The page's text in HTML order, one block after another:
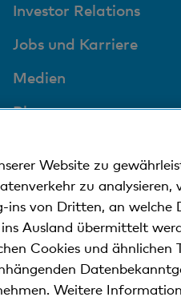
Investor Relations
Jobs und Karriere
Medien
Blog
und Hinweise
der Basler
Website zu
zu analysieren,
ins von Dritten, an welche
Ausland übermittelt
Cookies und ähnlichen
Weitere